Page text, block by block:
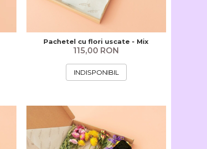
Pachetel cu flori uscate - Mix
115,00 RON
INDISPONIBIL